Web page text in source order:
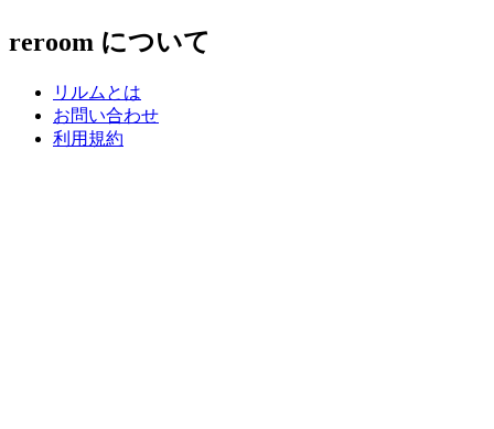
reroom について
リルムとは
お問い合わせ
利用規約